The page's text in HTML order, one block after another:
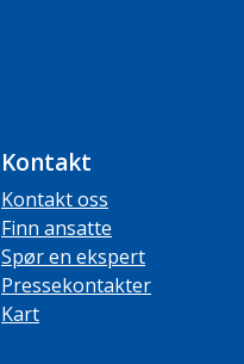
Kontakt
Kontakt oss
Finn ansatte
Spør en ekspert
Pressekontakter
Kart